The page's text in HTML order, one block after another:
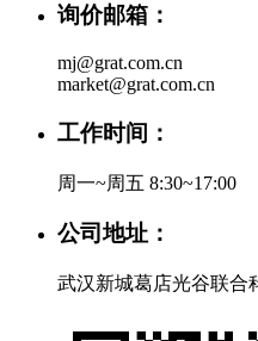
询价邮箱：
mj@grat.com.cn
market@grat.com.cn
工作时间：
周一~周五 8:30~17:00
公司地址：
武汉新城葛店光谷联合